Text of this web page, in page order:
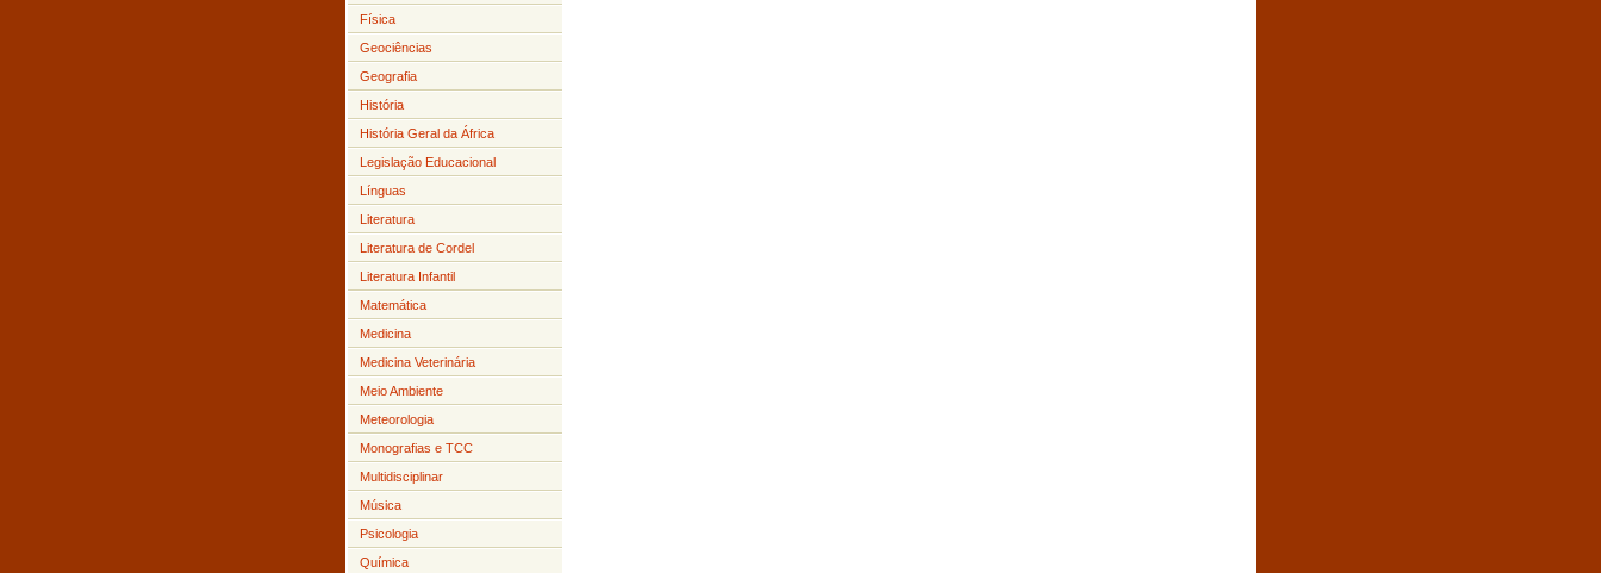
Física
Geociências
Geografia
História
História Geral da África
Legislação Educacional
Línguas
Literatura
Literatura de Cordel
Literatura Infantil
Matemática
Medicina
Medicina Veterinária
Meio Ambiente
Meteorologia
Monografias e TCC
Multidisciplinar
Música
Psicologia
Química